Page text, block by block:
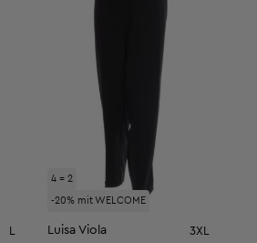
4 = 2
-20% mit WELCOME
Luisa Viola 3XL